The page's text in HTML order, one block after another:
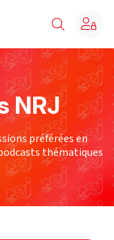
NRJ
préférées en
thématiques